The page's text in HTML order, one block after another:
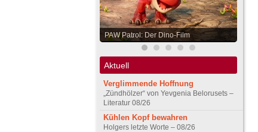
PAW Patrol: Der Dino-Film
Aktuell
Verglimmende Hoffnung
„Zündhölzer“ von Yevgenia Belorusets –
Literatur 08/26
Kühlen Kopf bewahren
Holgers letzte Worte – 08/26